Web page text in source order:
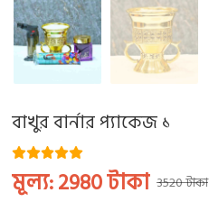
বাখুর বার্নার প্যাকেজ ১
মূল্য:2980টাকা 3520 টাকা